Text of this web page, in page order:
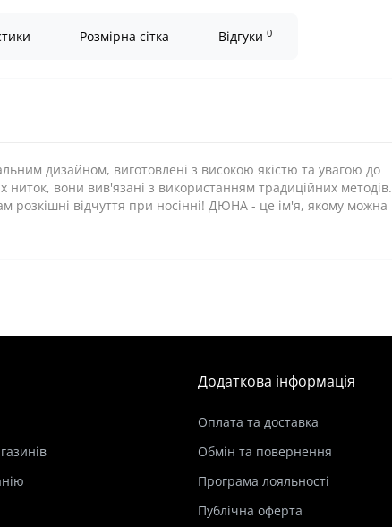
Розмірна сітка Відгуки 0
дизайном, виготовлені з високою якістю та увагою до
ниток, вони вив'язані з використанням традиційних методів.
відчуття при носінні! ДЮНА - це ім'я, якому можна
Додаткова інформація
Оплата та доставка
Обмін та повернення
Програма лояльності
Публічна оферта